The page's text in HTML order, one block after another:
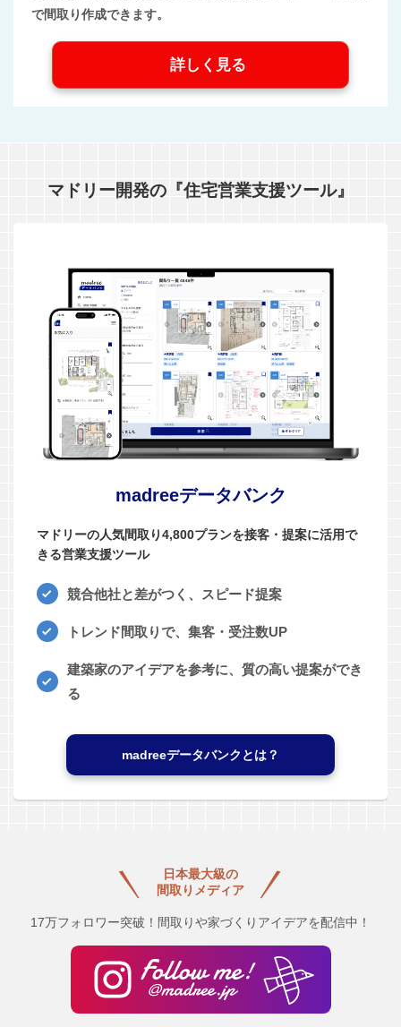
で間取り作成できます。
詳しく見る
マドリー開発の『住宅営業支援ツール』
madreeデータバンク
マドリーの人気間取り4,800プランを接客・提案に活用で
きる営業支援ツール
競合他社と差がつく、スピード提案
トレンド間取りで、集客・受注数UP
建築家のアイデアを参考に、質の高い提案ができ
る
madreeデータバンクとは？
日本最大級の
間取りメディア
17万フォロワー突破！間取りや家づくりアイデアを配信中！